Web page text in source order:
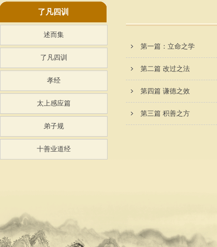
了凡四训
述而集
了凡四训
孝经
太上感应篇
弟子规
十善业道经
第一篇：立命之学
第二篇 改过之法
第四篇 谦德之效
第三篇 积善之方